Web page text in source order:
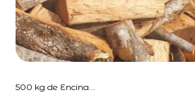
500 kg de Encina...